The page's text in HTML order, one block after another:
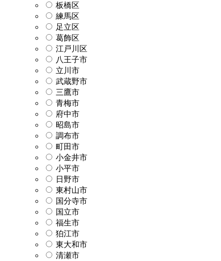
板橋区
練馬区
足立区
葛飾区
江戸川区
八王子市
立川市
武蔵野市
三鷹市
青梅市
府中市
昭島市
調布市
町田市
小金井市
小平市
日野市
東村山市
国分寺市
国立市
福生市
狛江市
東大和市
清瀬市